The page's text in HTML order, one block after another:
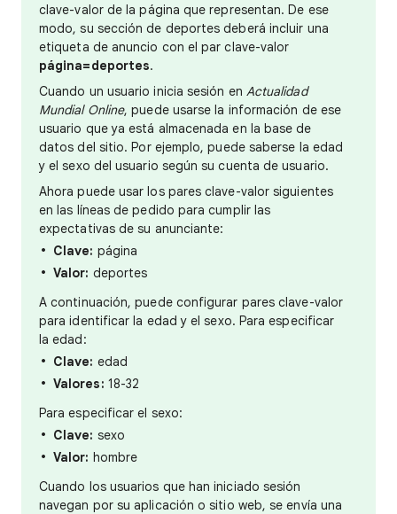
clave-valor de la página que representan. De ese
modo, su sección de deportes deberá incluir una
etiqueta de anuncio con el par clave-valor
página=deportes.
Cuando un usuario inicia sesión en Actualidad
Mundial Online, puede usarse la información de ese
usuario que ya está almacenada en la base de
datos del sitio. Por ejemplo, puede saberse la edad
y el sexo del usuario según su cuenta de usuario.
Ahora puede usar los pares clave-valor siguientes
en las líneas de pedido para cumplir las
expectativas de su anunciante:
Clave: página
Valor: deportes
A continuación, puede configurar pares clave-valor
para identificar la edad y el sexo. Para especificar
la edad:
Clave: edad
Valores: 18-32
Para especificar el sexo:
Clave: sexo
Valor: hombre
Cuando los usuarios que han iniciado sesión
navegan por su aplicación o sitio web, se envía una